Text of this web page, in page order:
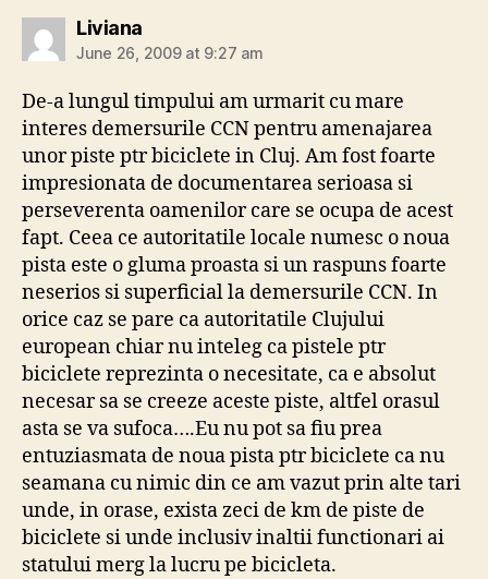
Livianasays:
June 26, 2009 at 9:27 am
De-a lungul timpului am urmarit cu mare
interes demersurile CCN pentru amenajarea
unor piste ptr biciclete in Cluj. Am fost foarte
impresionata de documentarea serioasa si
perseverenta oamenilor care se ocupa de acest
fapt. Ceea ce autoritatile locale numesc o noua
pista este o gluma proasta si un raspuns foarte
neserios si superficial la demersurile CCN. In
orice caz se pare ca autoritatile Clujului
european chiar nu inteleg ca pistele ptr
biciclete reprezinta o necesitate, ca e absolut
necesar sa se creeze aceste piste, altfel orasul
asta se va sufoca….Eu nu pot sa fiu prea
entuziasmata de noua pista ptr biciclete ca nu
seamana cu nimic din ce am vazut prin alte tari
unde, in orase, exista zeci de km de piste de
biciclete si unde inclusiv inaltii functionari ai
statului merg la lucru pe bicicleta.